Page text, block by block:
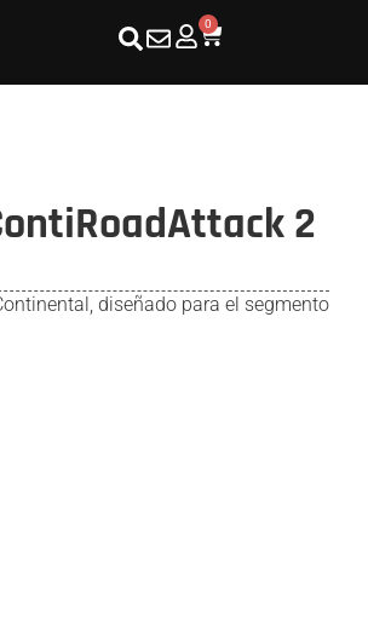
0
2
diseñado para el segmento